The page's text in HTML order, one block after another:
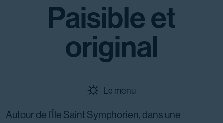
Paisible et
original
Le menu
Autour de l’Île Saint Symphorien, dans une